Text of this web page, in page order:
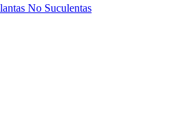
No Suculentas